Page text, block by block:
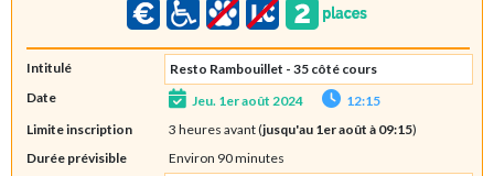
Intitulé
Resto Rambouillet - 35 côté cours
Date
Jeu. 1er août 2024
12:15
Limite inscription
3 heures avant (jusqu'au 1er août à 09:15)
Durée prévisible
Environ 90 minutes